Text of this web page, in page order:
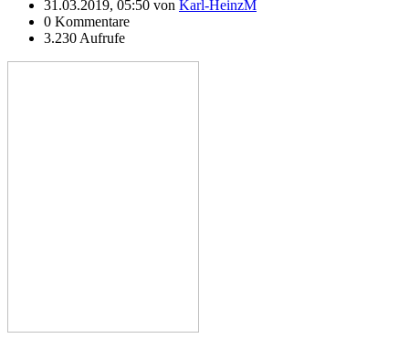
31.03.2019, 05:50 von Karl-HeinzM
0 Kommentare
3.230 Aufrufe